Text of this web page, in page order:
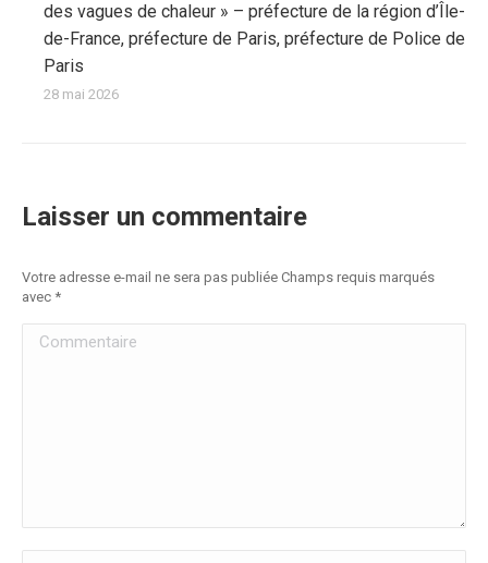
des vagues de chaleur » – préfecture de la région d’Île-
de-France, préfecture de Paris, préfecture de Police de
Paris
28 mai 2026
Laisser un commentaire
Votre adresse e-mail ne sera pas publiée Champs requis marqués
avec *
Commentaire